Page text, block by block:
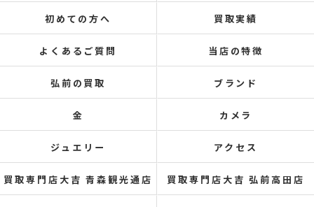
初めての方へ 買取実績
よくあるご質問 当店の特徴
弘前の買取 ブランド
金 カメラ
ジュエリー アクセス
買取専門店大吉 青森観光通店 買取専門店大吉 弘前高田店